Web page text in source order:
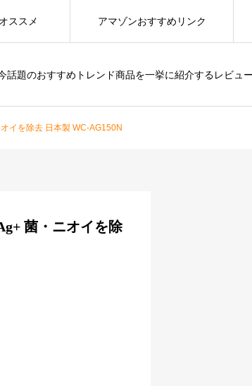
題のおすすめトレンド商品を一挙に紹介するレビュ
ススメ アマゾンおすすめリンク
イを除去 日本製 WC-AG150N
菌・ニオイを除